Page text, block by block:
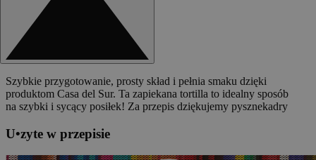
Szybkie przygotowanie, prosty skład i pełnia smaku dzięki
produktom Casa del Sur. Ta zapiekana tortilla to idealny sposób
na szybki i sycący posiłek! Za przepis dziękujemy pysznekadry
U•zyte w przepisie